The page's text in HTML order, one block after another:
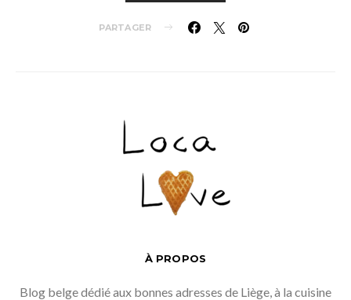
PARTAGER
À PROPOS
Blog belge dédié aux bonnes adresses de Liège, à la cuisine